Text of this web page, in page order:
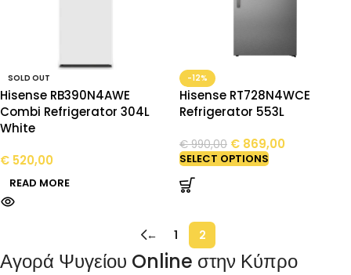
SOLD OUT
Hisense RB390N4AWE
Combi Refrigerator 304L
White
€ 520,00
READ MORE
-12%
Hisense RT728N4WCE
Refrigerator 553L
€990,00 € 869,00
SELECT OPTIONS
← 1 2
Αγορά Ψυγείου Online στην Κύπρο